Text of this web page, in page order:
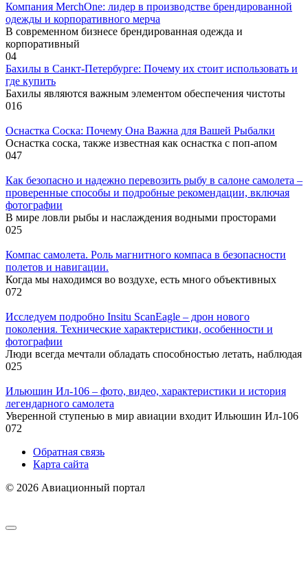
Компания MerchOne: лидер в производстве брендированной
одежды и корпоративного мерча
В современном бизнесе брендированная одежда и
корпоративный
04
Бахилы в Санкт-Петербурге: Почему их стоит использовать и
где купить
Бахилы являются важным элементом обеспечения чистоты
016
Оснастка Соска: Почему Она Важна для Вашей Рыбалки
Оснастка соска, также известная как оснастка с поп-апом
047
Как безопасно и надежно перевозить рыбу в салоне самолета –
проверенные способы и подробные рекомендации, включая
фотографии
В мире ловли рыбы и наслаждения водными просторами
025
Компас самолета. Роль магнитного компаса в безопасности
полетов и навигации.
Когда мы находимся во воздухе, есть много объективных
072
Исследуем подробно Insitu ScanEagle – дрон нового
поколения. Технические характеристики, особенности и
фотографии
Люди всегда мечтали обладать способностью летать, наблюдая
025
Ильюшин Ил-106 – фото, видео, характеристики и история
легендарного самолета
Уверенной ступенью в мир авиации входит Ильюшин Ил-106
072
Обратная связь
Карта сайта
© 2026 Авиационный портал